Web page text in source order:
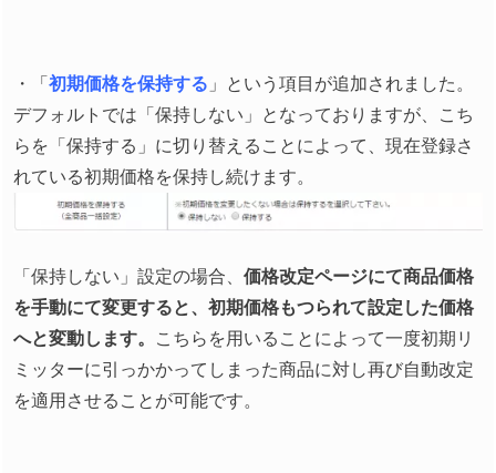
・「 初期価格を保持する 」という項目が追加されました。
デフォルトでは「保持しない」となっておりますが、こち
らを「保持する」に切り替えることによって、現在登録さ
れている初期価格を保持し続けます。
「保持しない」設定の場合、 価格改定ページにて商品価格
を手動にて変更すると、初期価格もつられて設定した価格
へと変動します。
こちらを用いることによって一度初期リ
ミッターに引っかかってしまった商品に対し再び自動改定
を適用させることが可能です。